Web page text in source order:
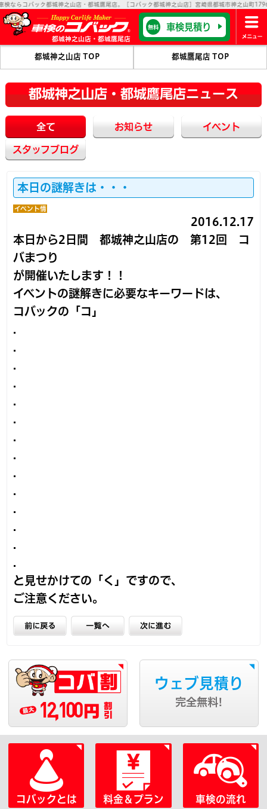
コバック都城神之山店・都城鷹尾店。［コバック都城神之山店］宮崎県都城市神之山町1796-
都城神之山店・都城鷹尾店
無料 車検見積り
都城神之山店 TOP 都城鷹尾店 TOP
都城神之山店・都城鷹尾店ニュース
全て お知らせ イベント
スタッフブログ
本日の謎解きは・・・
イベント情
2016.12.17
本日から2日間 都城神之山店の 第12回 コ
バまつり
が開催いたします！！
イベントの謎解きに必要なキーワードは、
コバックの 「コ」
.
.
.
.
.
.
.
.
.
.
.
.
.
.
と見せかけての「く」ですので、
ご注意ください。
12,100 円
ウェブ見積り
完全無料!
コバックとは 料金＆プラン 車検の流れ